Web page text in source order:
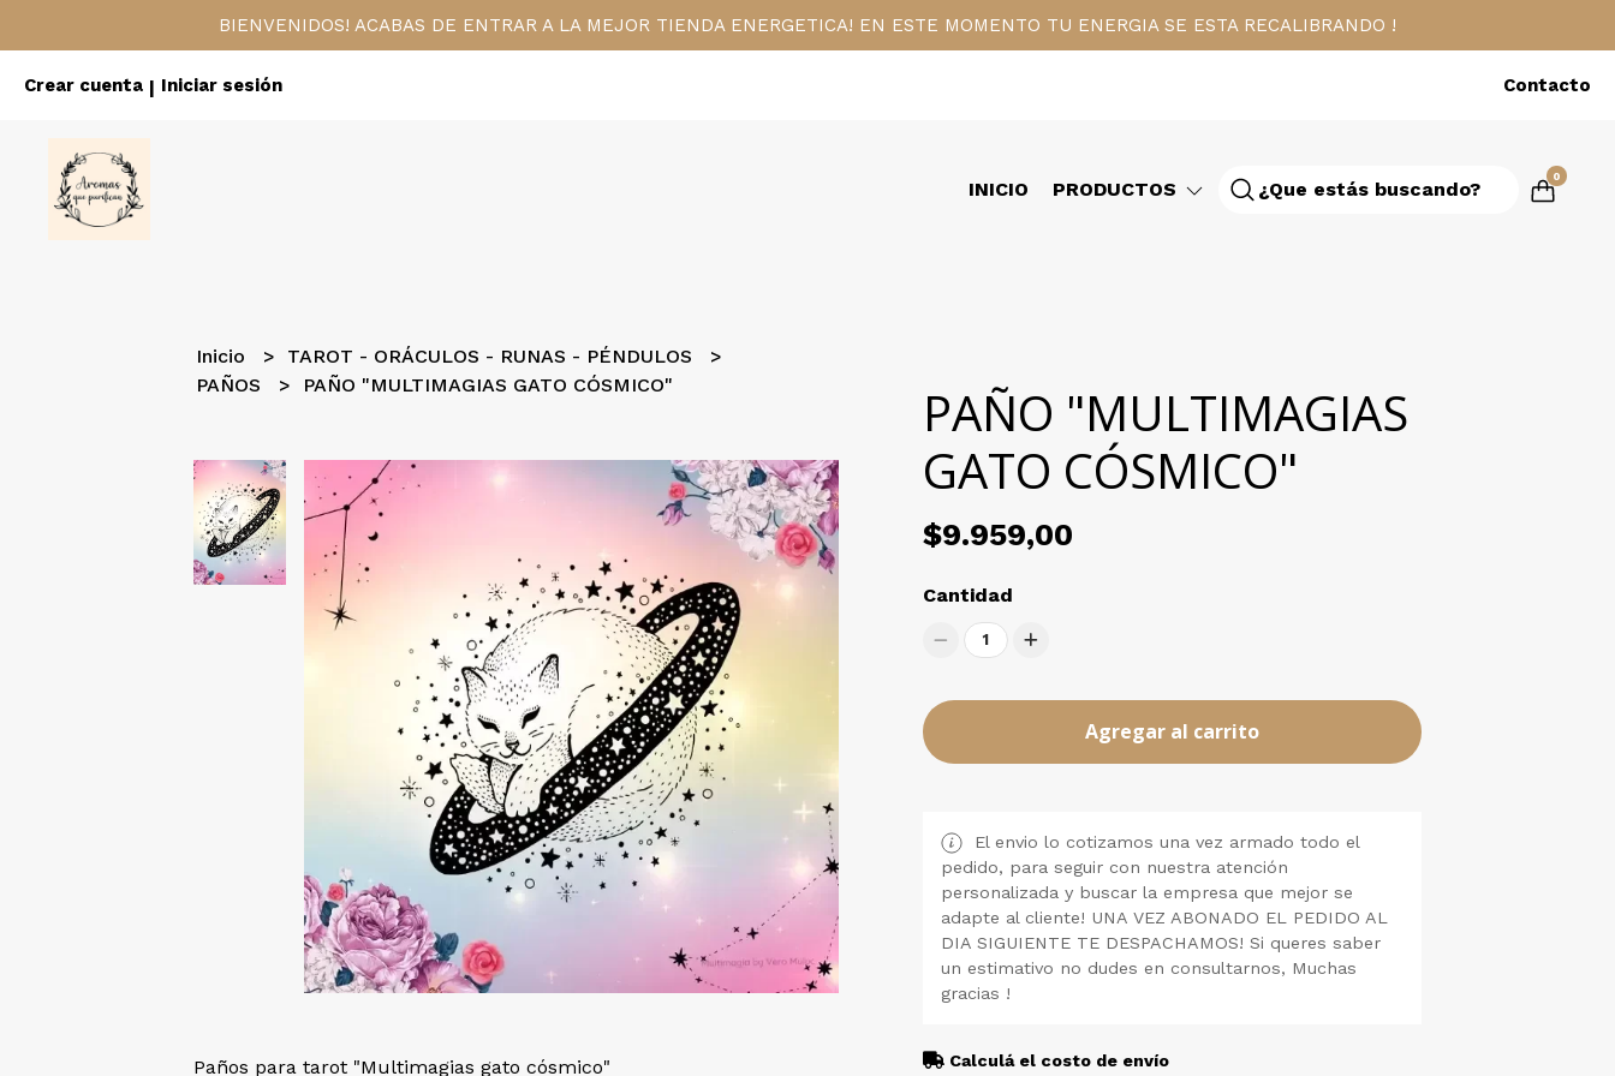
BIENVENIDOS! ACABAS DE ENTRAR A LA MEJOR TIENDA ENERGETICA! EN ESTE MOMENTO TU ENERGIA SE ESTA RECALIBRANDO !
Crear cuenta | Iniciar sesión Contacto
INICIO PRODUCTOS
0
Inicio
TAROT - ORÁCULOS - RUNAS - PÉNDULOS
PAÑOS
PAÑO "MULTIMAGIAS GATO CÓSMICO"
Paños para tarot "Multimagias gato cósmico"
PAÑO "MULTIMAGIAS
GATO CÓSMICO"
$9.959,00
Cantidad
1
Agregar al carrito
El envio lo cotizamos una vez armado todo el
pedido, para seguir con nuestra atención
personalizada y buscar la empresa que mejor se
adapte al cliente! UNA VEZ ABONADO EL PEDIDO AL
DIA SIGUIENTE TE DESPACHAMOS! Si queres saber
un estimativo no dudes en consultarnos, Muchas
gracias !
Calculá el costo de envío